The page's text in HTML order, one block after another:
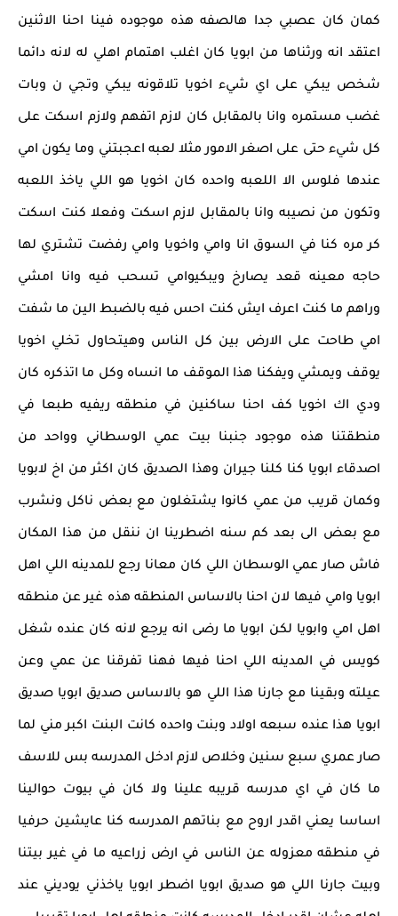
كمان كان عصبي جدا هالصفه هذه موجوده فينا احنا الاثنين
اعتقد انه ورثناها من ابويا كان اغلب اهتمام اهلي له لانه دائما
شخص يبكي على اي شيء اخويا تلاقونه يبكي وتجي ن وبات
غضب مستمره وانا بالمقابل كان لازم اتفهم ولازم اسكت على
كل شيء حتى على اصغر الامور مثلا لعبه اعجبتني وما يكون امي
عندها فلوس الا اللعبه واحده كان اخويا هو اللي ياخذ اللعبه
وتكون من نصيبه وانا بالمقابل لازم اسكت وفعلا كنت اسكت
كر مره كنا في السوق انا وامي واخويا وامي رفضت تشتري لها
حاجه معينه قعد يصارخ ويبكيوامي تسحب فيه وانا امشي
وراهم ما كنت اعرف ايش كنت احس فيه بالضبط الين ما شفت
امي طاحت على الارض بين كل الناس وهيتحاول تخلي اخويا
يوقف ويمشي ويفكنا هذا الموقف ما انساه وكل ما اتذكره كان
ودي اك اخويا كف احنا ساكنين في منطقه ريفيه طبعا في
منطقتنا هذه موجود جنبنا بيت عمي الوسطاني وواحد من
اصدقاء ابويا كنا كلنا جيران وهذا الصديق كان اكثر من اخ لابويا
وكمان قريب من عمي كانوا يشتغلون مع بعض ناكل ونشرب
مع بعض الى بعد كم سنه اضطرينا ان ننقل من هذا المكان
فاش صار عمي الوسطان اللي كان معانا رجع للمدينه اللي اهل
ابويا وامي فيها لان احنا بالاساس المنطقه هذه غير عن منطقه
اهل امي وابويا لكن ابويا ما رضى انه يرجع لانه كان عنده شغل
كويس في المدينه اللي احنا فيها فهنا تفرقنا عن عمي وعن
عيلته وبقينا مع جارنا هذا اللي هو بالاساس صديق ابويا صديق
ابويا هذا عنده سبعه اولاد وبنت واحده كانت البنت اكبر مني لما
صار عمري سبع سنين وخلاص لازم ادخل المدرسه بس للاسف
ما كان في اي مدرسه قريبه علينا ولا كان في بيوت حوالينا
اساسا يعني اقدر اروح مع بناتهم المدرسه كنا عايشين حرفيا
في منطقه معزوله عن الناس في ارض زراعيه ما في غير بيتنا
وبيت جارنا اللي هو صديق ابويا اضطر ابويا ياخذني يوديني عند